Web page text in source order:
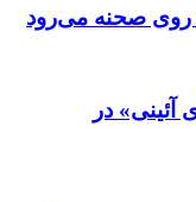
روی صحنه می‌رود
آئینی» در